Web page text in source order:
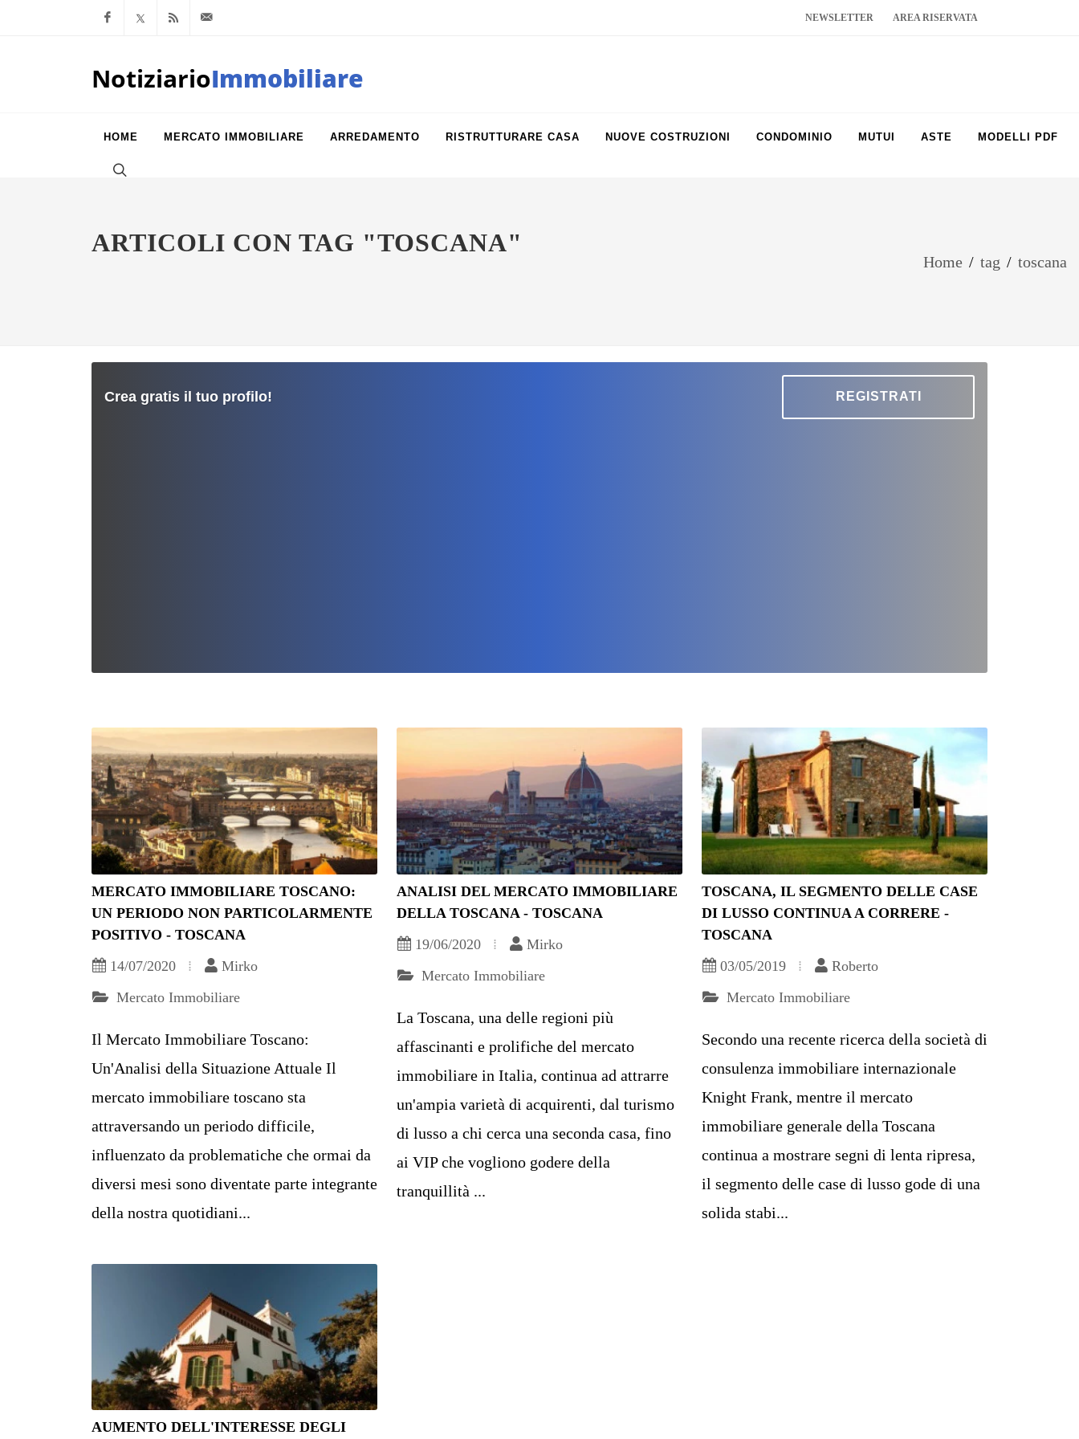
Facebook
x.com Feed RSS NEWSLETTER AREA RISERVATA
NotiziarioImmobiliare
HOME MERCATO IMMOBILIARE ARREDAMENTO RISTRUTTURARE CASA NUOVE COSTRUZIONI CONDOMINIO MUTUI ASTE MODELLI PDF
ARTICOLI CON TAG "TOSCANA"
Home / tag / toscana
Crea gratis il tuo profilo! REGISTRATI
MERCATO IMMOBILIARE TOSCANO:
UN PERIODO NON PARTICOLARMENTE
POSITIVO - TOSCANA
14/07/2020
Mirko
Mercato Immobiliare
Il Mercato Immobiliare Toscano:
Un'Analisi della Situazione Attuale Il
mercato immobiliare toscano sta
attraversando un periodo difficile,
influenzato da problematiche che ormai da
diversi mesi sono diventate parte integrante
della nostra quotidiani...
ANALISI DEL MERCATO IMMOBILIARE
DELLA TOSCANA - TOSCANA
19/06/2020
Mirko
Mercato Immobiliare
La Toscana, una delle regioni più
affascinanti e prolifiche del mercato
immobiliare in Italia, continua ad attrarre
un'ampia varietà di acquirenti, dal turismo
di lusso a chi cerca una seconda casa, fino
ai VIP che vogliono godere della
tranquillità ...
TOSCANA, IL SEGMENTO DELLE CASE
DI LUSSO CONTINUA A CORRERE -
TOSCANA
03/05/2019
Roberto
Mercato Immobiliare
Secondo una recente ricerca della società di
consulenza immobiliare internazionale
Knight Frank, mentre il mercato
immobiliare generale della Toscana
continua a mostrare segni di lenta ripresa,
il segmento delle case di lusso gode di una
solida stabi...
AUMENTO DELL'INTERESSE DEGLI